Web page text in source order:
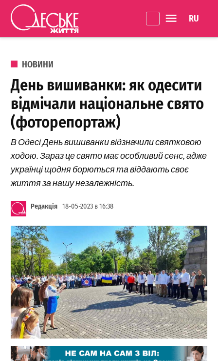
Перейти до вмісту
Життя
ОПУБЛІКОВАНО В
НОВИНИ
День вишиванки: як одесити
відмічали національне свято
(фоторепортаж)
В Одесі День вишиванки відзначили святковою
ходою. Зараз це свято має особливий сенс, адже
українці щодня борються та віддають своє
життя за нашу незалежність.
Редакція 18-05-2023 в 16:38